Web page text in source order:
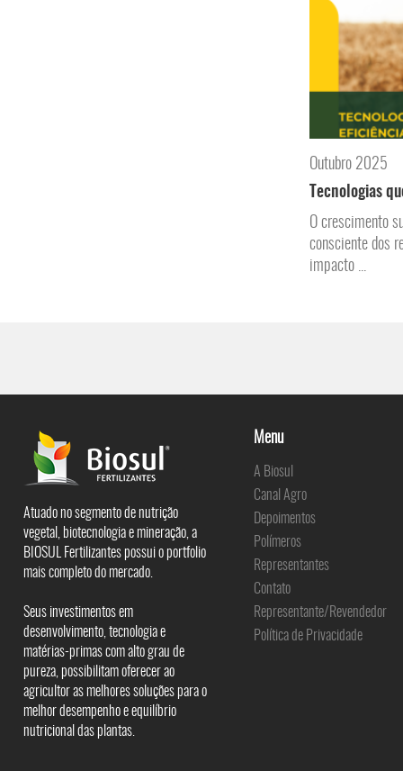
Outubro 2025
Tecnologias
O crescimento
consciente dos
impacto ...
Atuado no segmento de nutrição
vegetal, biotecnologia e mineração, a
BIOSUL Fertilizantes possui o portfolio
mais completo do mercado.
Seus investimentos em
desenvolvimento, tecnologia e
matérias-primas com alto grau de
pureza, possibilitam oferecer ao
agricultor as melhores soluções para o
melhor desempenho e equilíbrio
nutricional das plantas.
Menu
A Biosul
Canal Agro
Depoimentos
Polímeros
Representantes
Contato
Representante/Revendedor
Política de Privacidade